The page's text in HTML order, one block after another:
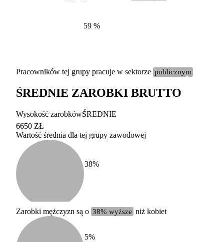
Etykieta
duży
100-200 tysięcy
59 %
Pracowników tej grupy pracuje w sektorze publicznym
ŚREDNIE ZAROBKI BRUTTO
Wysokość zarobkówŚREDNIE
6650 ZŁ
Wartość średnia dla tej grupy zawodowej
38%
Zarobki mężczyzn są o 38% wyższe niż kobiet
5%